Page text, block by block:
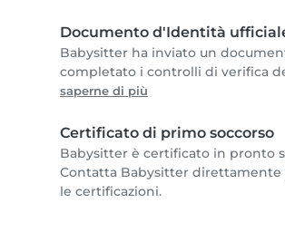
Documento d'Identità
Babysitter ha inviato un
completato i controlli di verifica
saperne di più
Certificato di primo soccorso
Babysitter è certificato in pronto
Contatta Babysitter direttamente
le certificazioni.